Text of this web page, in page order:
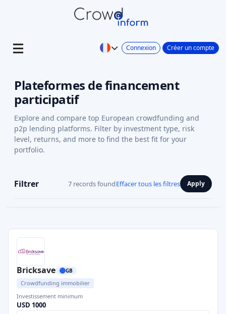
Connexion Créer un compte
Plateformes de financement
participatif
Explore and compare top European crowdfunding and
p2p lending platforms. Filter by investment type, risk
level, returns, and more to find the best fit for your
portfolio.
Filtrer 7 records foundEffacer tous les filtres Apply
Bricksave GB
Crowdfunding immobilier
Investissement minimum
USD 1000